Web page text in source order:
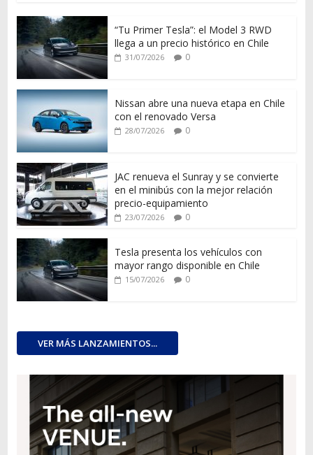
“Tu Primer Tesla”: el Model 3 RWD
llega a un precio histórico en Chile
31/07/2026 0
Nissan abre una nueva etapa en Chile
con el renovado Versa
28/07/2026 0
JAC renueva el Sunray y se convierte
en el minibús con la mejor relación
precio-equipamiento
23/07/2026 0
Tesla presenta los vehículos con
mayor rango disponible en Chile
15/07/2026 0
VER MÁS LANZAMIENTOS...